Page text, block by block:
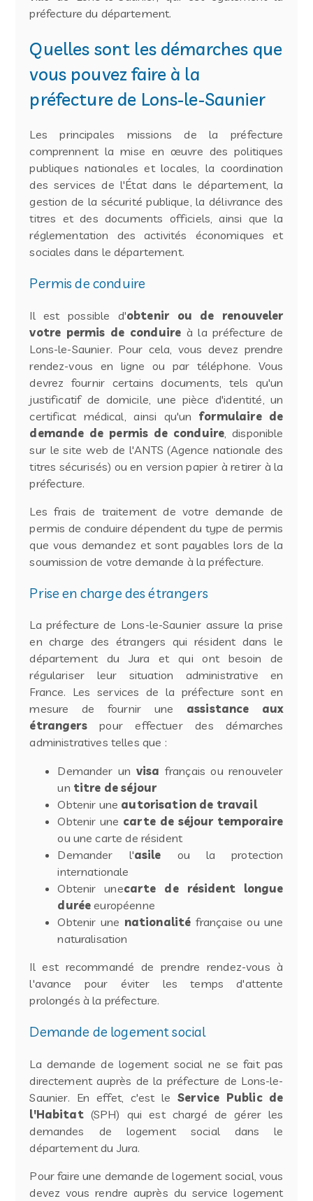
préfecture du département.
Quelles sont les démarches que
vous pouvez faire à la
préfecture de Lons-le-Saunier
Les principales missions de la préfecture
comprennent la mise en œuvre des politiques
publiques nationales et locales, la coordination
des services de l'État dans le département, la
gestion de la sécurité publique, la délivrance des
titres et des documents officiels, ainsi que la
réglementation des activités économiques et
sociales dans le département.
Permis de conduire
Il est possible d'obtenir ou de renouveler
votre permis de conduire à la préfecture de
Lons-le-Saunier. Pour cela, vous devez prendre
rendez-vous en ligne ou par téléphone. Vous
devrez fournir certains documents, tels qu'un
justificatif de domicile, une pièce d'identité, un
certificat médical, ainsi qu'unformulaire de
demande de permis de conduire , disponible
sur le site web de l'ANTS (Agence nationale des
titres sécurisés) ou en version papier à retirer à la
préfecture.
Les frais de traitement de votre demande de
permis de conduire dépendent du type de permis
que vous demandez et sont payables lors de la
soumission de votre demande à la préfecture.
Prise en charge des étrangers
La préfecture de Lons-le-Saunier assure la prise
en charge des étrangers qui résident dans le
département du Jura et qui ont besoin de
régulariser leur situation administrative en
France. Les services de la préfecture sont en
mesure de fournir une assistance aux
étrangerspour effectuer des démarches
administratives telles que :
Demander un visa français ou renouveler
un titre de séjour
Obtenir une autorisation de travail
Obtenir une carte de séjour temporaire
ou une carte de résident
Demander l'asile ou la protection
internationale
Obtenir unecarte de résident longue
durée européenne
Obtenir une nationalité française ou une
naturalisation
Il est recommandé de prendre rendez-vous à
l'avance pour éviter les temps d'attente
prolongés à la préfecture.
Demande de logement social
La demande de logement social ne se fait pas
directement auprès de la préfecture de Lons-le-
Saunier. En effet, c'est leService Public de
l'Habitat(SPH) qui est chargé de gérer les
demandes de logement social dans le
département du Jura.
Pour faire une demande de logement social, vous
devez vous rendre auprès du service logement